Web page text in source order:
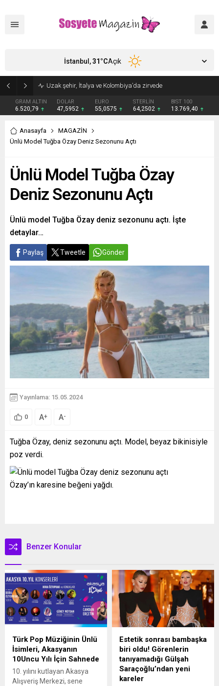
Uzak şehir, İtalya ve Kolombiya’da zirvede
GRAM ALTIN
6.520,79
DOLAR
47,5952
EURO
55,0575
STERLİN
64,2502
BIST 100
13.769,40
İstanbul,31°CAçık
Anasayfa
MAGAZİN
Ünlü Model Tuğba Özay Deniz Sezonunu Açtı
Ünlü Model Tuğba Özay
Deniz Sezonunu Açtı
Ünlü model Tuğba Özay deniz sezonunu açtı. İşte
detaylar…
Paylaş Tweetle Gönder
Yayınlama: 15.05.2024
0 A+ A-
Tuğba Özay, deniz sezonunu açtı. Model, beyaz bikinisiyle
poz verdi.
Özay’ın karesine beğeni yağdı.
Benzer Konular
Türk Pop Müziğinin Ünlü
İsimleri, Akasyanın
10Uncu Yılı İçin Sahnede
10. yılını kutlayan Akasya
Alışveriş Merkezi, sene
Estetik sonrası bambaşka
biri oldu! Görenlerin
tanıyamadığı Gülşah
Saraçoğlu’ndan yeni
kareler